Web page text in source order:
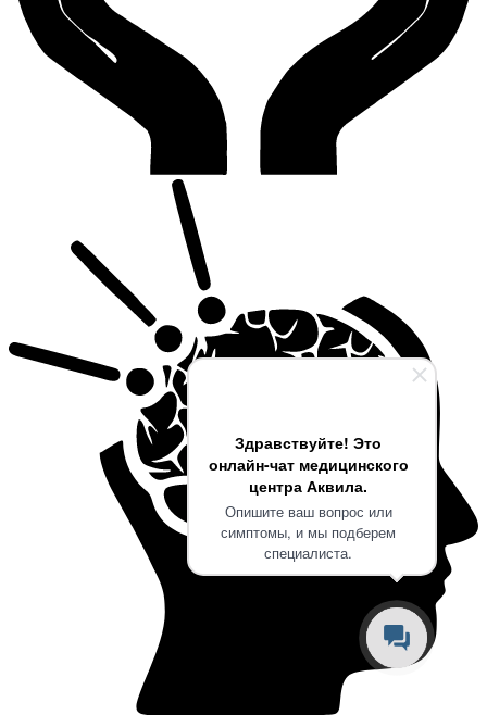
Здравствуйте! Это
онлайн-чат медицинского
центра Аквила.
Опишите ваш вопрос или
симптомы, и мы подберем
специалиста.